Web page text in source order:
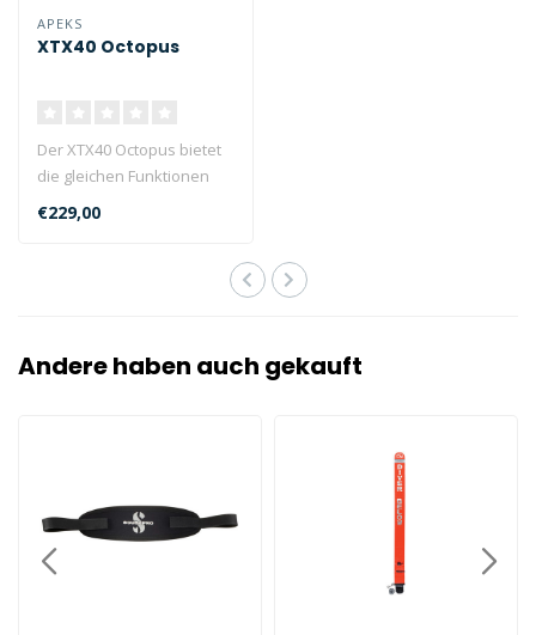
APEKS
XTX40 Octopus
Der XTX40 Octopus bietet
die gleichen Funktionen
zweite S..
€229,00
Andere haben auch gekauft